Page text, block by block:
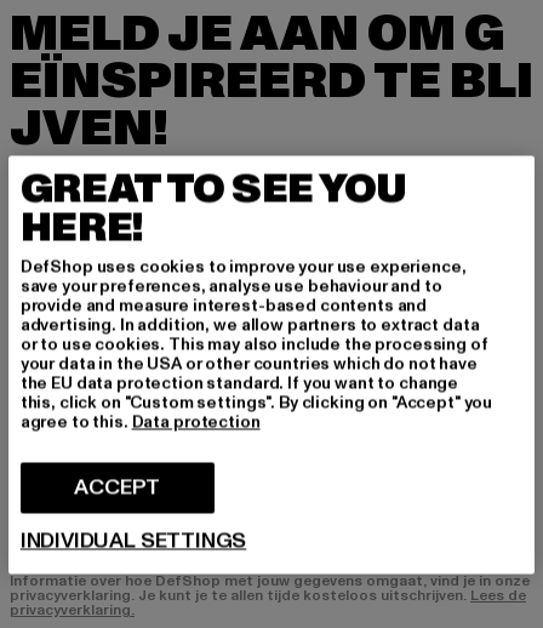
MELD JE AAN OM G
EÏNSPIREERD TE BLI
JVEN!
Meld je hier aan voor onze nieuwsbrief en ontv
ang in de toekomst informatie over actuele tre
nds, aanbiedingen en waardebonnen van DefS
hop per e-mail!
In welke producten bent u geïnteresseerd?
HEREN
DAMES
AANMELDEN
Informatie over hoe DefShop met jouw gegevens omgaat, vind je in onze
privacyverklaring. Je kunt je te allen tijde kosteloos uitschrijven. Lees de
privacyverklaring.
GREAT TO SEE YOU
HERE!
DefShop uses cookies to improve your use experience,
save your preferences, analyse use behaviour and to
provide and measure interest-based contents and
advertising. In addition, we allow partners to extract data
or to use cookies. This may also include the processing of
your data in the USA or other countries which do not have
the EU data protection standard. If you want to change
this, click on "Custom settings". By clicking on "Accept" you
agree to this. Data protection
ACCEPT
INDIVIDUAL SETTINGS